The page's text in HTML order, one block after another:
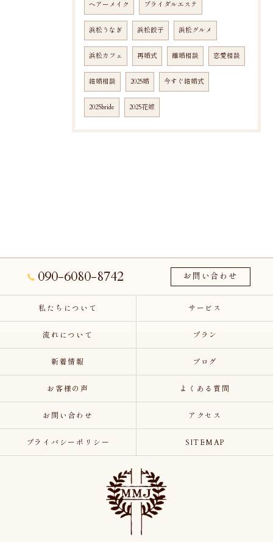
ヘアーメイク ブライダルエステ
浜松うなぎ 浜松餃子 浜松グルメ
浜松カフェ 再婚式 離婚相談 恋愛相談
結婚相談 2025婚 今すぐ結婚式
2025bride 2025花嫁
090-6080-8742 お問い合わせ
私たちについて サービス
流れについて プラン
新着情報 ブログ
お客様の声 よくある質問
お問い合わせ アクセス
プライバシーポリシー SITEMAP